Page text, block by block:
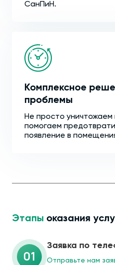
СанПиН.
Комплексное
проблемы
Не просто
помогаем
появление в
Этапы оказания
01
Заявка по
Отправьте нам